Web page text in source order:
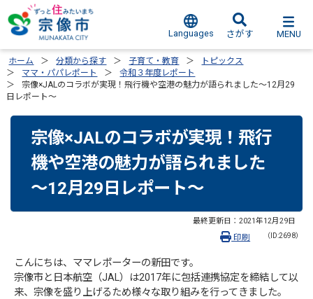
Languages さがす MENU
ホーム 分類から探す 子育て・教育
トピックス
ママ・パパレポート
令和３年度レポート
宗像×JALのコラボが実現！飛行機や空港の魅力が語られました～12月29
日レポート～
宗像×JALのコラボが実現！飛行
機や空港の魅力が語られました
～12月29日レポート～
最終更新日： 2021年12月29日
（ID:2698）
印刷
こんにちは、ママレポーターの新田です。
宗像市と日本航空（JAL）は2017年に包括連携協定を締結して以
来、宗像を盛り上げるため様々な取り組みを行ってきました。